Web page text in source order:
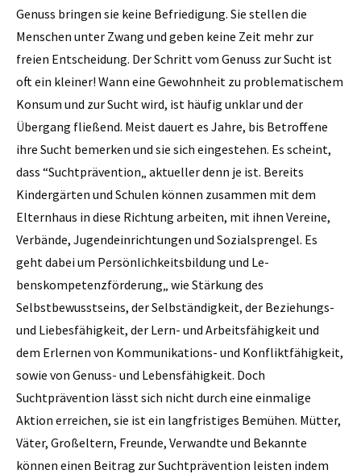
Genuss bringen sie keine Befriedigung. Sie stellen die
Menschen unter Zwang und geben keine Zeit mehr zur
freien Entscheidung. Der Schritt vom Genuss zur Sucht ist
oft ein kleiner! Wann eine Gewohnheit zu problematischem
Konsum und zur Sucht wird, ist häufig unklar und der
Übergang fließend. Meist dauert es Jahre, bis Betroffene
ihre Sucht bemerken und sie sich eingestehen. Es scheint,
dass “Suchtprävention„ aktueller denn je ist. Bereits
Kindergärten und Schulen können zusammen mit dem
Elternhaus in diese Richtung arbeiten, mit ihnen Vereine,
Verbände, Jugendeinrichtungen und Sozialsprengel. Es
geht dabei um Persönlichkeitsbildung und Le-
benskompetenzförderung„ wie Stärkung des
Selbstbewusstseins, der Selbständigkeit, der Beziehungs-
und Liebesfähigkeit, der Lern- und Arbeitsfähigkeit und
dem Erlernen von Kommunikations- und Konfliktfähigkeit,
sowie von Genuss- und Lebensfähigkeit. Doch
Suchtprävention lässt sich nicht durch eine einmalige
Aktion erreichen, sie ist ein langfristiges Bemühen. Mütter,
Väter, Großeltern, Freunde, Verwandte und Bekannte
können einen Beitrag zur Suchtprävention leisten indem